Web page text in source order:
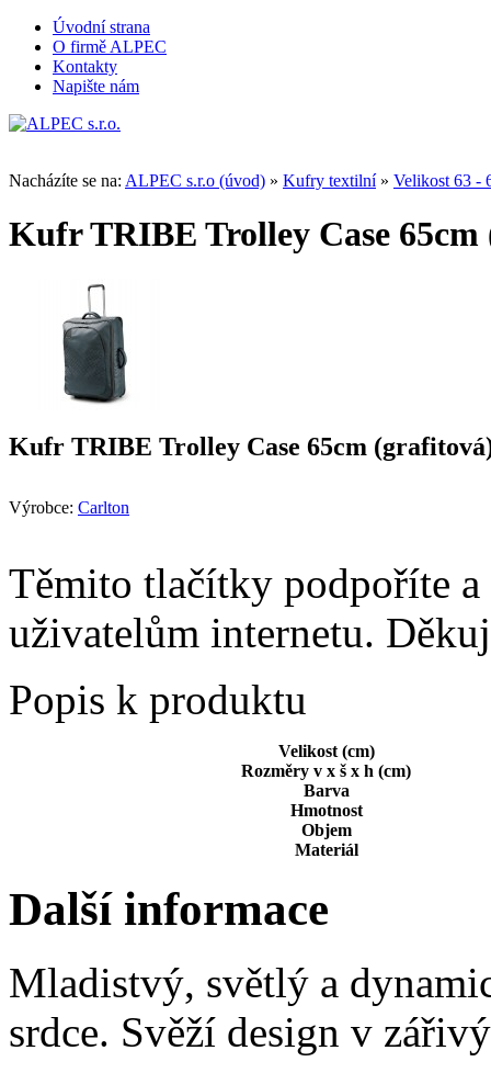
Úvodní strana
O firmě ALPEC
Kontakty
Napište nám
Nacházíte se na: ALPEC s.r.o (úvod) » Kufry textilní » Velikost 63 -
Kufr TRIBE Trolley Case
Kufr TRIBE Trolley Case 65cm
Výrobce: Carlton
Těmito tlačítky podpoříte a
uživatelům internetu.
Popis k produktu
Velikost (cm)
Rozměry v x š x h (cm)
Barva
Hmotnost
Objem
Materiál
Další informace
Mladistvý, světlý a
srdce. Svěží design v